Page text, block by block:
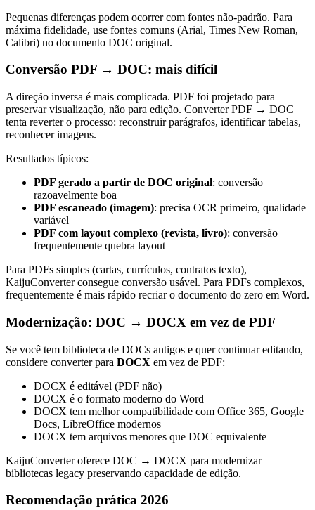
Pequenas diferenças podem ocorrer com fontes não-padrão. Para
máxima fidelidade, use fontes comuns (Arial, Times New Roman,
Calibri) no documento DOC original.
Conversão PDF → DOC: mais difícil
A direção inversa é mais complicada. PDF foi projetado para
preservar visualização, não para edição. Converter PDF → DOC
tenta reverter o processo: reconstruir parágrafos, identificar tabelas,
reconhecer imagens.
Resultados típicos:
PDF gerado a partir de DOC original: conversão
razoavelmente boa
PDF escaneado (imagem): precisa OCR primeiro, qualidade
variável
PDF com layout complexo (revista, livro): conversão
frequentemente quebra layout
Para PDFs simples (cartas, currículos, contratos texto),
KaijuConverter consegue conversão usável. Para PDFs complexos,
frequentemente é mais rápido recriar o documento do zero em Word.
Modernização: DOC → DOCX em vez de PDF
Se você tem biblioteca de DOCs antigos e quer continuar editando,
considere converter para DOCX em vez de PDF:
DOCX é editável (PDF não)
DOCX é o formato moderno do Word
DOCX tem melhor compatibilidade com Office 365, Google
Docs, LibreOffice modernos
DOCX tem arquivos menores que DOC equivalente
KaijuConverter oferece DOC → DOCX para modernizar
bibliotecas legacy preservando capacidade de edição.
Recomendação prática 2026